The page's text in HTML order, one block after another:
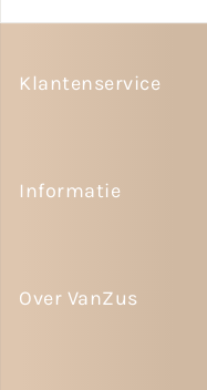
Klantenservice
Informatie
Over VanZus